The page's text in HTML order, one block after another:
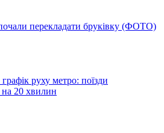
перекладати бруківку (ФОТО)
руху метро: поїзди
на 20 хвилин